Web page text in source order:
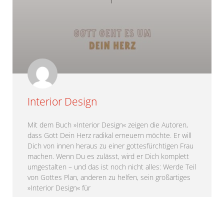
Interior Design
Mit dem Buch »Interior Design« zeigen die Autoren,
dass Gott Dein Herz radikal erneuern möchte. Er will
Dich von innen heraus zu einer gottesfürchtigen Frau
machen. Wenn Du es zulässt, wird er Dich komplett
umgestalten – und das ist noch nicht alles: Werde Teil
von Gottes Plan, anderen zu helfen, sein großartiges
»Interior Design« für